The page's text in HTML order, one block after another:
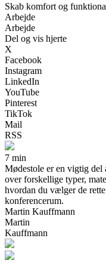
Skab komfort og
Arbejde
Arbejde
Del og vis hjerte
X
Facebook
Instagram
LinkedIn
YouTube
Pinterest
TikTok
Mail
RSS
7 min
Mødestole er en vigtig del
over forskellige typer,
hvordan du vælger de
konferencerum.
Martin Kauffmann
Martin
Kauffmann